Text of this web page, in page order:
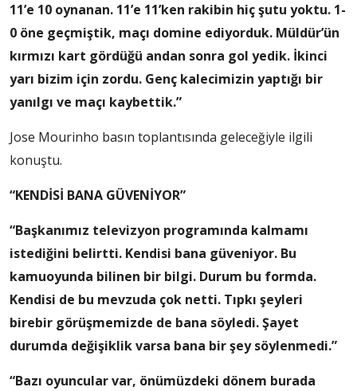
11’e 10 oynanan. 11’e 11’ken rakibin hiç şutu yoktu. 1-
0 öne geçmiştik, maçı domine ediyorduk. Müldür’ün
kırmızı kart gördüğü andan sonra gol yedik. İkinci
yarı bizim için zordu. Genç kalecimizin yaptığı bir
yanılgı ve maçı kaybettik.”
Jose Mourinho basın toplantısında geleceğiyle ilgili
konuştu.
“KENDİSİ BANA GÜVENİYOR”
“Başkanımız televizyon programında kalmamı
istediğini belirtti. Kendisi bana güveniyor. Bu
kamuoyunda bilinen bir bilgi. Durum bu formda.
Kendisi de bu mevzuda çok netti. Tıpkı şeyleri
birebir görüşmemizde de bana söyledi. Şayet
durumda değişiklik varsa bana bir şey söylenmedi.”
“Bazı oyuncular var, önümüzdeki dönem burada